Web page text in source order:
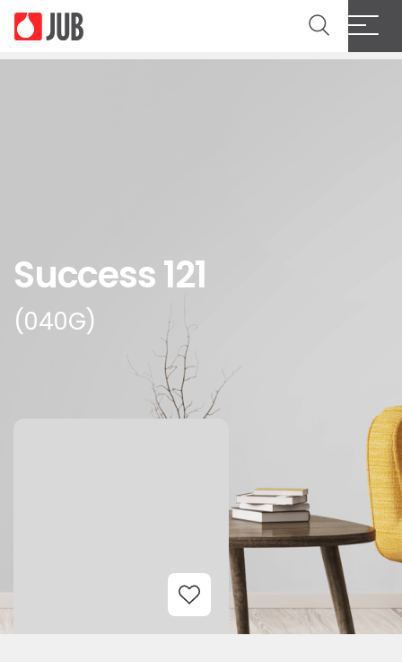
Success 121
(040G)
Add to Wishlist